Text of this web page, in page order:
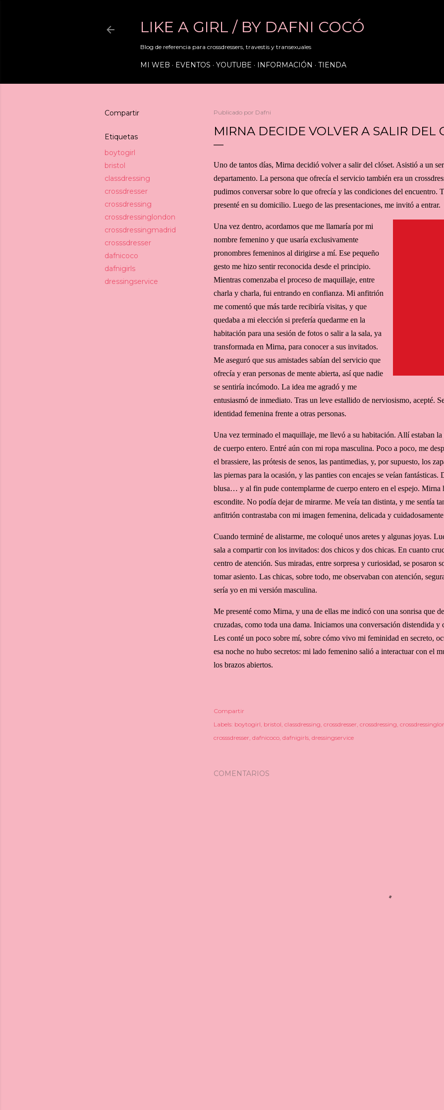
LIKE A GIRL / BY DAFNI COCÓ
Blog de referencia para crossdressers, travestis y transexuales
MI WEB EVENTOS YOUTUBE INFORMACIÓN TIENDA
Compartir
Etiquetas
boytogirl
bristol
classdressing
crossdresser
crossdressing
crossdressinglondon
crossdressingmadrid
crosssdresser
dafnicoco
dafnigirls
dressingservice
Publicado por Dafni
MIRNA DECIDE VOLVER A SALIR DEL
Uno de tantos días, Mirna decidió volver a salir del clóset. Asistió a un
departamento. La persona que ofrecía el servicio también era un
pudimos conversar sobre lo que ofrecía y las condiciones del encuentro.
presenté en su domicilio. Luego de las presentaciones, me invitó a entrar.
Una vez dentro, acordamos que me llamaría por mi
nombre femenino y que usaría exclusivamente
pronombres femeninos al dirigirse a mí. Ese pequeño
gesto me hizo sentir reconocida desde el principio.
Mientras comenzaba el proceso de maquillaje, entre
charla y charla, fui entrando en confianza. Mi anfitrión
me comentó que más tarde recibiría visitas, y que
quedaba a mi elección si prefería quedarme en la
habitación para una sesión de fotos o salir a la sala, ya
transformada en Mirna, para conocer a sus invitados.
Me aseguró que sus amistades sabían del servicio que
ofrecía y eran personas de mente abierta, así que nadie
se sentiría incómodo. La idea me agradó y me
entusiasmó de inmediato. Tras un leve estallido de nerviosismo, acepté.
identidad femenina frente a otras personas.
Una vez terminado el maquillaje, me llevó a su habitación. Allí estaban
de cuerpo entero. Entré aún con mi ropa masculina. Poco a poco, me
el brassiere, las prótesis de senos, las pantimedias, y, por supuesto, los
las piernas para la ocasión, y las panties con encajes se veían fantásticas.
blusa… y al fin pude contemplarme de cuerpo entero en el espejo. Mirna
escondite. No podía dejar de mirarme. Me veía tan distinta, y me sentía
anfitrión contrastaba con mi imagen femenina, delicada y
Cuando terminé de alistarme, me coloqué unos aretes y algunas joyas.
sala a compartir con los invitados: dos chicos y dos chicas. En cuanto
centro de atención. Sus miradas, entre sorpresa y curiosidad, se posaron
tomar asiento. Las chicas, sobre todo, me observaban con atención,
sería yo en mi versión masculina.
Me presenté como Mirna, y una de ellas me indicó con una sonrisa que
cruzadas, como toda una dama. Iniciamos una conversación distendida y
Les conté un poco sobre mí, sobre cómo vivo mi feminidad en secreto,
esa noche no hubo secretos: mi lado femenino salió a interactuar con el
los brazos abiertos.
Compartir
Labels: boytogirl bristol classdressing crossdresser crossdressing
crosssdresser dafnicoco dafnigirls dressingservice
COMENTARIOS